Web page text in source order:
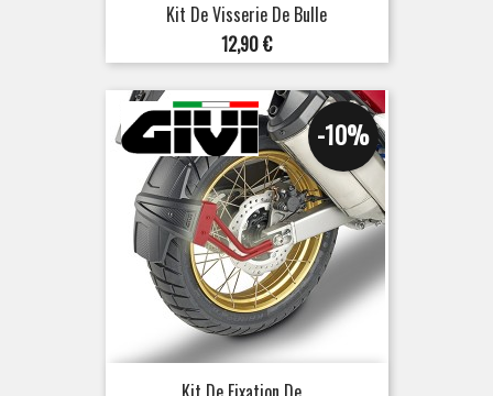
Kit De Visserie De Bulle
Prix
12,90 €
-10%